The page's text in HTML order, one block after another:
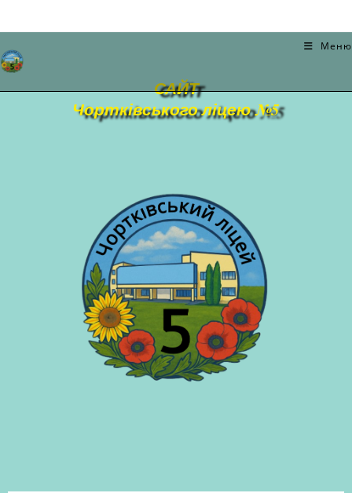
Меню
САЙТ
Чортківського ліцею №5